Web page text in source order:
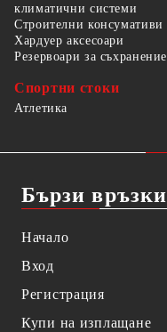
климатични системи
Строителни консумативи
Хардуер аксесоари
Резервоари за съхранение
Спортни стоки
Атлетика
Бързи връзки
Начало
Вход
Регистрация
Купи на изплащане